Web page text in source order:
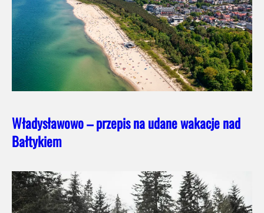
Władysławowo – przepis na udane wakacje nad
Bałtykiem